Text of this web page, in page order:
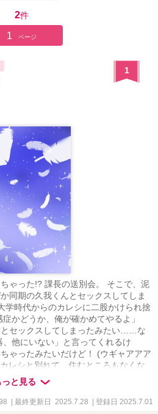
2件
1 ページ
1
ゃった!? 課長の送別会。 そこで、泥
同期の久我くんとセックスしてしま
学時代からのカレシに二股かけられ捨
かどうか、俺が確かめてやるよ」
セックスしてしまったみたい……な
他にいない」と言ってくれるけ
ゃったみたいだけど！ (ウギャアアア
レシと別れて、住むところもなくな
レとして同居」を提案してくれて。
(全然、手を出してこない) なん
ぐらいなんだから、久我くん、絶倫
っと見る
| 最終更新日 2025.7.28 | 登録日 2025.7.01